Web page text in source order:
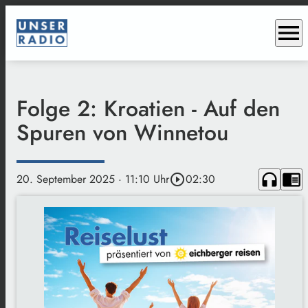
menu
Folge 2: Kroatien - Auf den
Spuren von Winnetou
20. September 2025 · 11:10 Uhrplay_circle_outline02:30 headphones chrome_reader_mode